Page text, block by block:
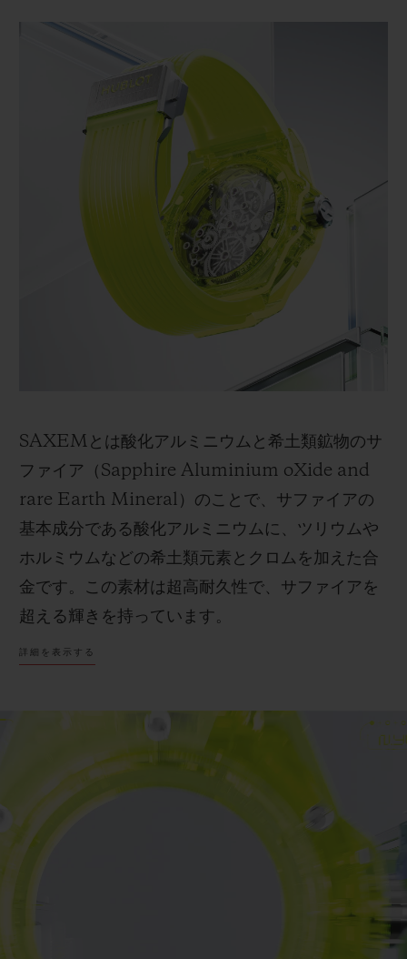
SAXEMとは酸化アルミニウムと希土類鉱物のサ
ファイア（Sapphire Aluminium oXide and
rare Earth Mineral）のことで、サファイアの
基本成分である酸化アルミニウムに、ツリウムや
ホルミウムなどの希土類元素とクロムを加えた合
金です。この素材は超高耐久性で、サファイアを
超える輝きを持っています。
け、これまでにない半透明なカラーを実現しまし
た。その中でもネオンイエローは、ウブロにとっ
ても、時計製造業界にとっても初のカラーであ
り、初めての試みです。
詳細を表示する